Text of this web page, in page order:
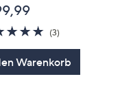
5.0
von
(3)3
Warenkorb